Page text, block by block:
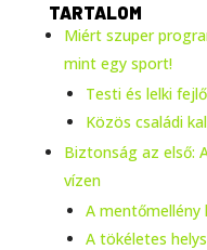
TARTALOM
Miért szuper
mint egy sport!
Testi és lelki
Közös családi
Biztonság az első:
vízen
A
A tökéletes